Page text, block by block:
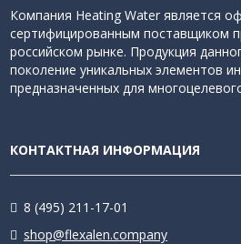
Компания Heating Water является
сертифицированным поставщиком
российском рынке. Продукция
поколение уникальных элементов
предназначенных для
КОНТАКТНАЯ ИНФОРМАЦИЯ
8 (495) 211-17-01
shop@flexalen.company